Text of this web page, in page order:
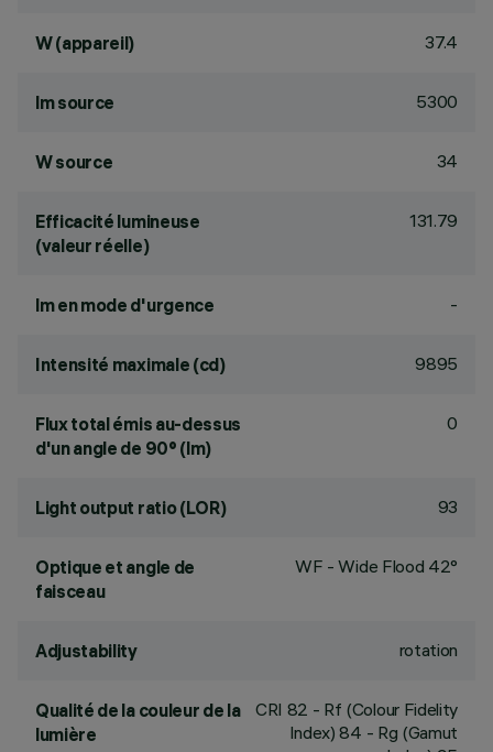
W (appareil) 37.4
lm source 5300
W source 34
Efficacité lumineuse
(valeur réelle)
131.79
lm en mode d'urgence -
Intensité maximale (cd) 9895
Flux total émis au-dessus
d'un angle de 90° (lm)
0
Light output ratio (LOR) 93
Optique et angle de
faisceau
WF - Wide Flood 42°
Adjustability rotation
Qualité de la couleur de la
lumière
CRI 82 - Rf (Colour Fidelity
Index) 84 - Rg (Gamut